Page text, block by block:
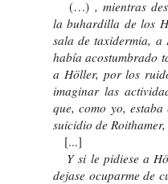
(…) , mientras
la buhardilla de los
sala de taxidermia, a
había acostumbrado
a Höller, por los
imaginar las
que, como yo,
suicidio de Roithamer,
[...]
Y si le pidiese a
dejase ocuparme de